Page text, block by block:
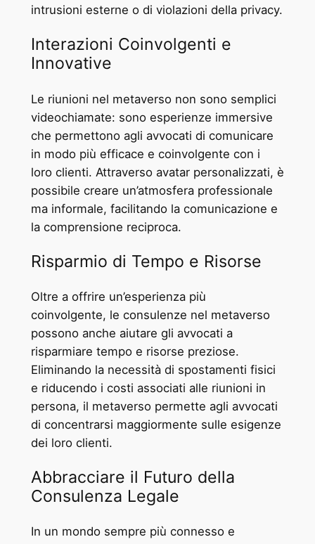
intrusioni esterne o di violazioni della privacy.
Interazioni Coinvolgenti e
Innovative
Le riunioni nel metaverso non sono semplici
videochiamate: sono esperienze immersive
che permettono agli avvocati di comunicare
in modo più efficace e coinvolgente con i
loro clienti. Attraverso avatar personalizzati, è
possibile creare un’atmosfera professionale
ma informale, facilitando la comunicazione e
la comprensione reciproca.
Risparmio di Tempo e Risorse
Oltre a offrire un’esperienza più
coinvolgente, le consulenze nel metaverso
possono anche aiutare gli avvocati a
risparmiare tempo e risorse preziose.
Eliminando la necessità di spostamenti fisici
e riducendo i costi associati alle riunioni in
persona, il metaverso permette agli avvocati
di concentrarsi maggiormente sulle esigenze
dei loro clienti.
Abbracciare il Futuro della
Consulenza Legale
In un mondo sempre più connesso e